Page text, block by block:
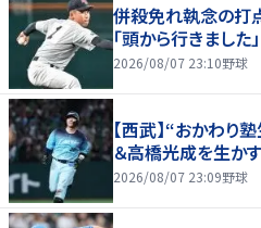
併殺免れ執念の
「頭から行きました」
2026/08/07 23:10野球
【西武】“おかわり
＆高橋光成を生かす
2026/08/07 23:09野球